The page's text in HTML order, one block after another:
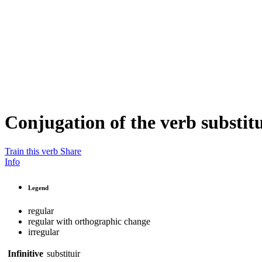
Conjugation of the verb
Train this verb Share
Info
Legend
regular
regular with orthographic change
irregular
Infinitive substituir